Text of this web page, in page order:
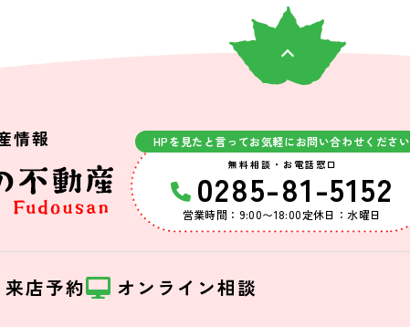
上下水道完備
情報 HPを見たと言ってお気軽にお問い合わせください
無料相談・お電話窓口
0285-81-5152
営業時間：9:00〜18:00定休日：水曜日
来店予約 オンライン相談